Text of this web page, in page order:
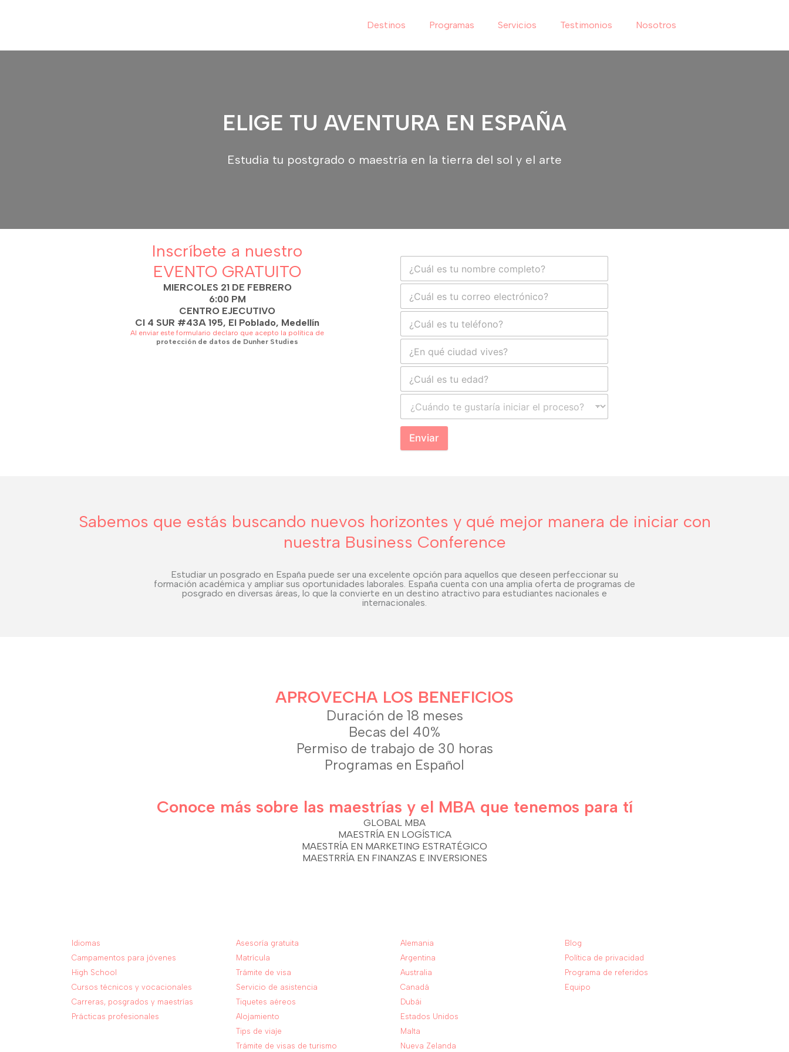
Destinos Programas Servicios Testimonios Nosotros
ELIGE TU AVENTURA EN ESPAÑA
Estudia tu postgrado o maestría en la tierra del sol y el arte
Inscríbete a nuestro
EVENTO GRATUITO
MIERCOLES 21 DE FEBRERO
6:00 PM
CENTRO EJECUTIVO
Cl 4 SUR #43A 195, El Poblado, Medellín
Al enviar este formulario declaro que acepto la política de
protección de datos de Dunher Studies
Enviar
Sabemos que estás buscando nuevos horizontes y qué mejor manera de iniciar con
nuestra Business Conference
Estudiar un posgrado en España puede ser una excelente opción para aquellos que deseen perfeccionar su
formación académica y ampliar sus oportunidades laborales. España cuenta con una amplia oferta de programas de
posgrado en diversas áreas, lo que la convierte en un destino atractivo para estudiantes nacionales e
internacionales.
APROVECHA LOS BENEFICIOS
Duración de 18 meses
Becas del 40%
Permiso de trabajo de 30 horas
Programas en Español
Conoce más sobre las maestrías y el MBA que tenemos para tí
GLOBAL MBA
MAESTRÍA EN LOGÍSTICA
MAESTRÍA EN MARKETING ESTRATÉGICO
MAESTRRÍA EN FINANZAS E INVERSIONES
Idiomas
Campamentos para jóvenes
High School
Cursos técnicos y vocacionales
Carreras, posgrados y maestrías
Prácticas profesionales
Asesoría gratuita
Matrícula
Trámite de visa
Servicio de asistencia
Tiquetes aéreos
Alojamiento
Tips de viaje
Trámite de visas de turismo
Alemania
Argentina
Australia
Canadá
Dubái
Estados Unidos
Malta
Nueva Zelanda
Blog
Política de privacidad
Programa de referidos
Equipo